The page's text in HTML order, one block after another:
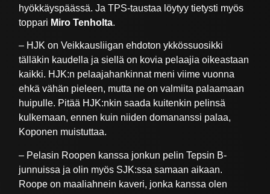
hyökkäyspäässä. Ja TPS-taustaa löytyy tietysti myös
toppari Miro Tenholta.
– HJK on Veikkausliigan ehdoton ykkössuosikki
tälläkin kaudella ja siellä on kovia pelaajia oikeastaan
kaikki. HJK:n pelaajahankinnat meni viime vuonna
ehkä vähän pieleen, mutta ne on valmiita palaamaan
huipulle. Pitää HJK:nkin saada kuitenkin pelinsä
kulkemaan, ennen kuin niiden domananssi palaa,
Koponen muistuttaa.
– Pelasin Roopen kanssa jonkun pelin Tepsin B-
junnuissa ja olin myös SJK:ssa samaan aikaan.
Roope on maaliahnein kaveri, jonka kanssa olen